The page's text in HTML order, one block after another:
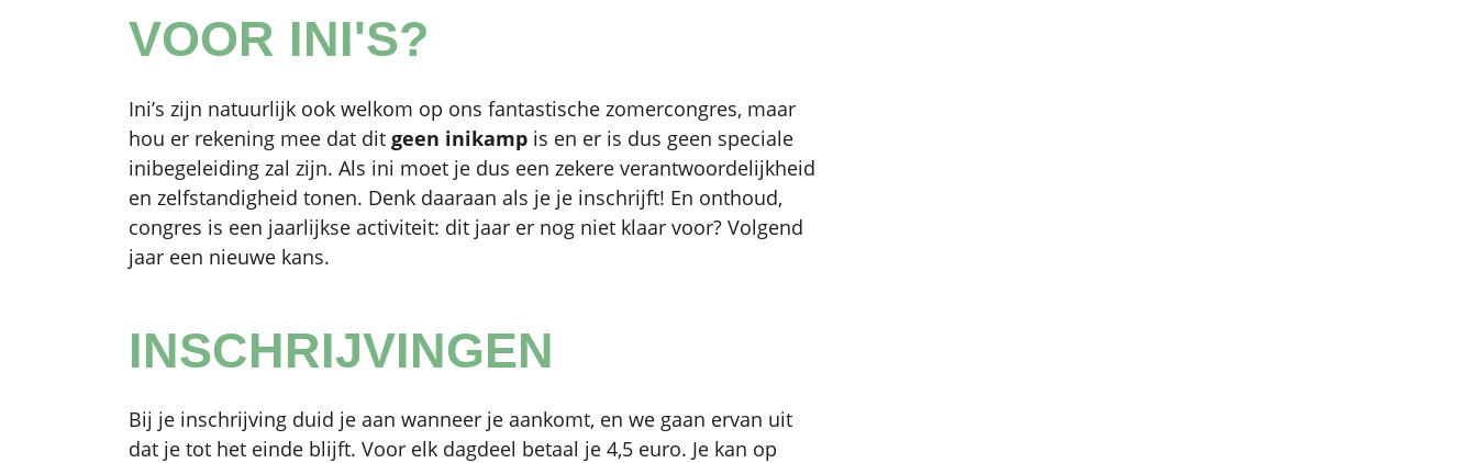
VOOR INI'S?
Ini’s zijn natuurlijk ook welkom op ons fantastische zomercongres, maar
hou er rekening mee dat dit geen inikamp is en er is dus geen speciale
inibegeleiding zal zijn. Als ini moet je dus een zekere verantwoordelijkheid
en zelfstandigheid tonen. Denk daaraan als je je inschrijft! En onthoud,
congres is een jaarlijkse activiteit: dit jaar er nog niet klaar voor? Volgend
jaar een nieuwe kans.
INSCHRIJVINGEN
Bij je inschrijving duid je aan wanneer je aankomt, en we gaan ervan uit
dat je tot het einde blijft. Voor elk dagdeel betaal je 4,5 euro. Je kan op